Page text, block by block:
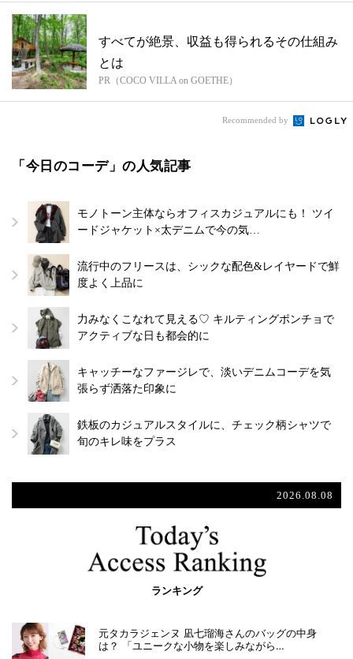
すべてが絶景、収益も得られるその仕組み
とは
PR（COCO VILLA on GOETHE）
Recommended by
「今日のコーデ」の人気記事
モノトーン主体ならオフィスカジュアルにも！ ツイ
ードジャケット×太デニムで今の気…
流行中のフリースは、シックな配色&レイヤードで鮮
度よく上品に
力みなくこなれて見える♡ キルティングポンチョで
アクティブな日も都会的に
キャッチーなファージレで、淡いデニムコーデを気
張らず洒落た印象に
鉄板のカジュアルスタイルに、チェック柄シャツで
旬のキレ味をプラス
2026.08.08
ランキング
元タカラジェンヌ 凪七瑠海さんのバッグの中身
は？ 「ユニークな小物を楽しみながら…